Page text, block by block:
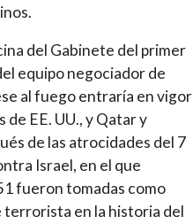
del Gabinete del primer
equipo negociador de
al fuego entraría en vigor
EE. UU., y Qatar y
de las atrocidades del 7
Israel, en el que
fueron tomadas como
terrorista en la historia del